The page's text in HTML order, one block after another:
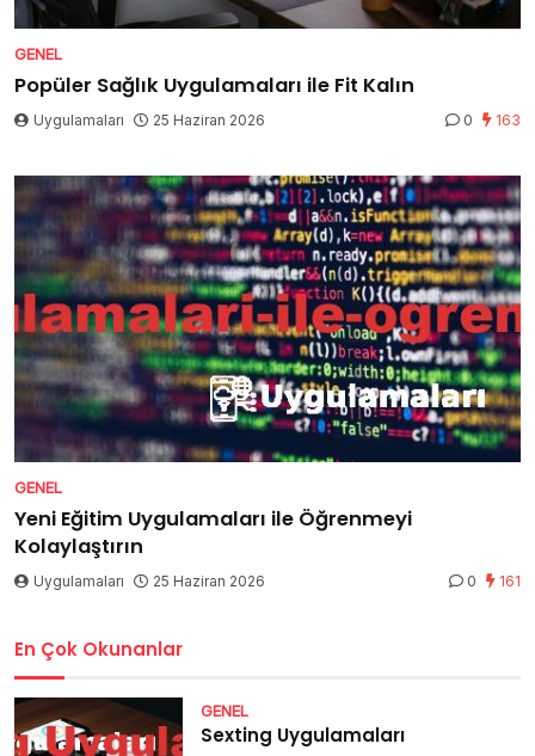
GENEL
Popüler Sağlık Uygulamaları ile Fit Kalın
Uygulamaları 25 Haziran 2026 0 163
GENEL
Yeni Eğitim Uygulamaları ile Öğrenmeyi
Kolaylaştırın
Uygulamaları 25 Haziran 2026 0 161
En Çok Okunanlar
GENEL
Sexting Uygulamaları